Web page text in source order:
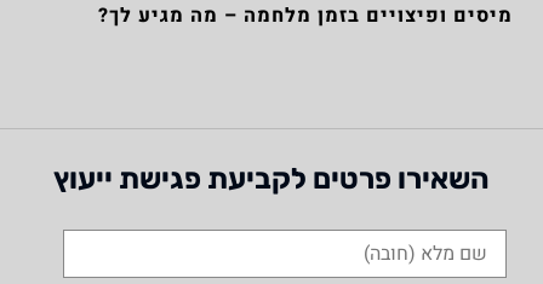
מיסים ופיצויים בזמן מלחמה – מה מגיע לך?
השאירו פרטים לקביעת פגישת ייעוץ